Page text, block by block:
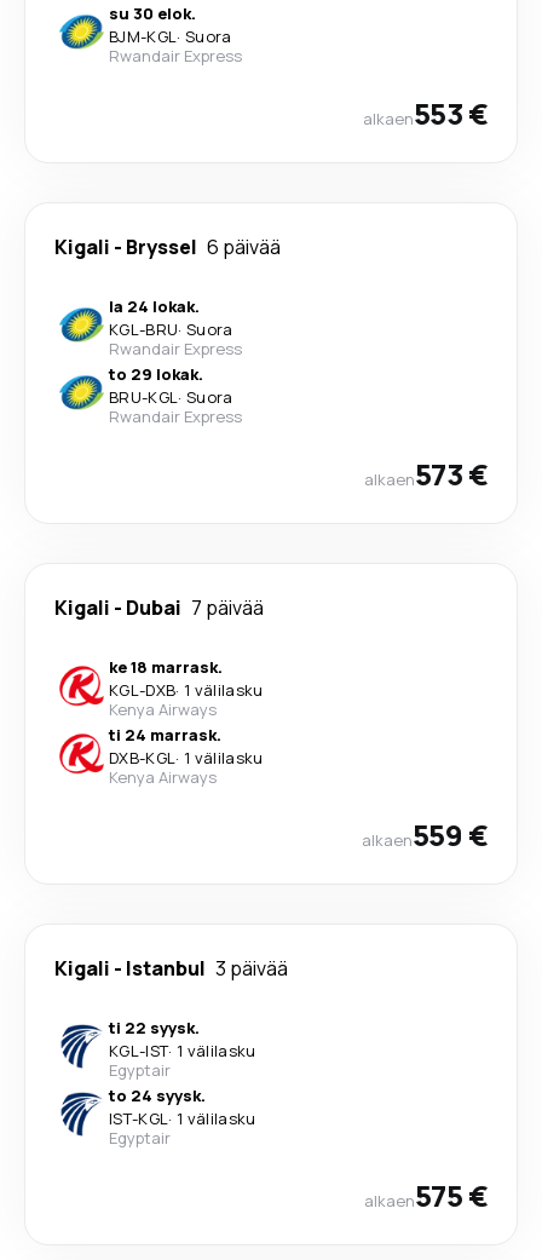
su 30 elok.
BJM-KGL· Suora
Rwandair Express
alkaen553 €
Kigali - Bryssel 6 päivää
la 24 lokak.
KGL-BRU· Suora
Rwandair Express
to 29 lokak.
BRU-KGL· Suora
Rwandair Express
alkaen573 €
Kigali - Dubai 7 päivää
ke 18 marrask.
KGL-DXB· 1 välilasku
Kenya Airways
ti 24 marrask.
DXB-KGL· 1 välilasku
Kenya Airways
alkaen559 €
Kigali - Istanbul 3 päivää
ti 22 syysk.
KGL-IST· 1 välilasku
Egyptair
to 24 syysk.
IST-KGL· 1 välilasku
Egyptair
alkaen575 €